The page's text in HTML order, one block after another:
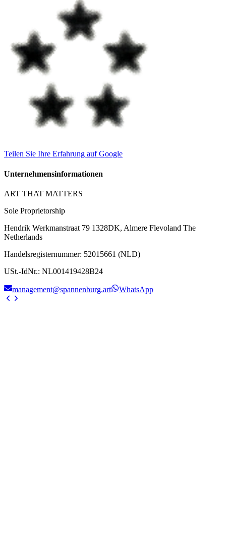
Teilen Sie Ihre Erfahrung auf Google
Unternehmensinformationen
ART THAT MATTERS
Sole Proprietorship
Hendrik Werkmanstraat 79 1328DK, Almere Flevoland The
Netherlands
Handelsregisternummer: 52015661 (NLD)
USt.-IdNr.: NL001419428B24
management@spannenburg.art WhatsApp